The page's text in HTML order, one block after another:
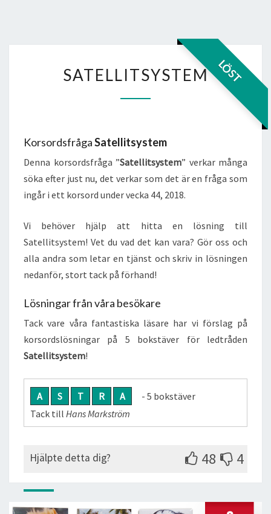
LÖST
SATELLITSYSTEM
SATELLITSYSTEM
KorsordsfrågaSatellitsystem
Denna korsordsfråga ”Satellitsystem” verkar många
söka efter just nu, det verkar som det är en fråga som
ingår i ett korsord under vecka 44, 2018.
Vi behöver hjälp att hitta en lösning till
Satellitsystem! Vet du vad det kan vara? Gör oss och
alla andra som letar en tjänst och skriv in lösningen
nedanför, stort tack på förhand!
Lösningar från våra besökare
Tack vare våra fantastiska läsare har vi förslag på
korsordslösningar på 5 bokstäver för ledtråden
Satellitsystem!
A S T R A
- 5 bokstäver
Tack till Hans Markström
Hjälpte detta dig? 48 4